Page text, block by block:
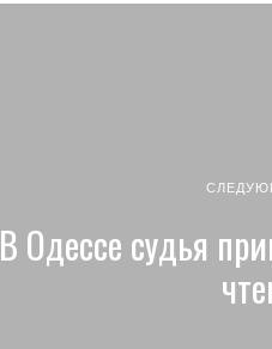
В Одессе судья